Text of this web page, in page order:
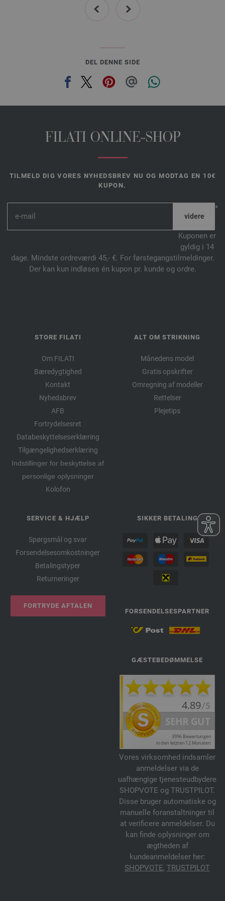
DEL DENNE SIDE
FILATI ONLINE-SHOP
TILMELD DIG VORES NYHEDSBREV NU OG MODTAG EN 10€
KUPON.
*
Kuponen er
gyldig i 14
dage. Mindste ordreværdi 45,- €. For førstegangstilmeldinger.
Der kan kun indløses én kupon pr. kunde og ordre.
STORE FILATI
Om FILATI
Bæredygtighed
Kontakt
Nyhedsbrev
AFB
Fortrydelsesret
Databeskyttelseserklæring
Tilgængelighedserklæring
Indstillinger for beskyttelse af
personlige oplysninger
Kolofon
ALT OM STRIKNING
Månedens model
Gratis opskrifter
Omregning af modeller
Rettelser
Plejetips
SERVICE & HJÆLP
Spørgsmål og svar
Forsendelsesomkostninger
Betalingstyper
Returneringer
FORTRYDE AFTALEN
SIKKER BETALING
FORSENDELSESPARTNER
GÆSTEBEDØMMELSE
Vores virksomhed indsamler
anmeldelser via de
uafhængige tjenesteudbydere
SHOPVOTE og TRUSTPILOT.
Disse bruger automatiske og
manuelle foranstaltninger til
at verificere anmeldelser. Du
kan finde oplysninger om
ægtheden af
kundeanmeldelser her:
SHOPVOTE, TRUSTPILOT